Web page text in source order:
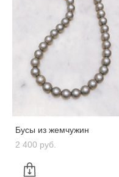
Бусы из жемчужин
2 400 pуб.